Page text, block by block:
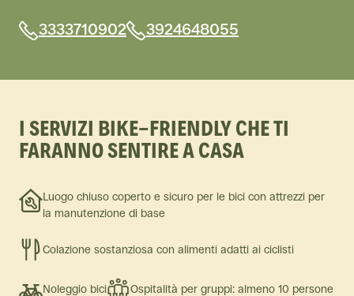
3333710902 3924648055
I SERVIZI BIKE-FRIENDLY CHE TI
FARANNO SENTIRE A CASA
Luogo chiuso coperto e sicuro per le bici con attrezzi per
la manutenzione di base
Colazione sostanziosa con alimenti adatti ai ciclisti
Noleggio bici Ospitalità per gruppi: almeno 10 persone